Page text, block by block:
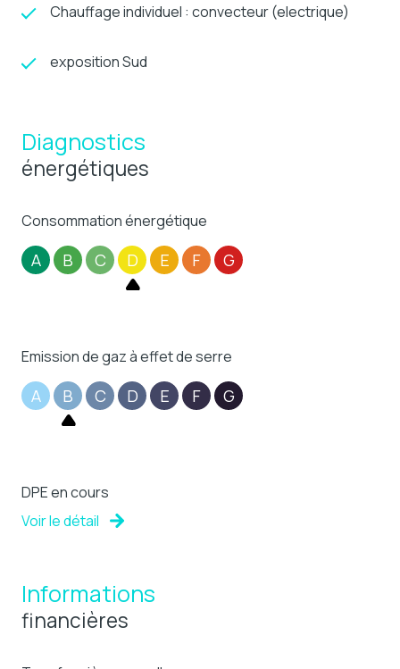
Chauffage individuel : convecteur (electrique)
exposition Sud
Diagnostics
énergétiques
Consommation énergétique
A B C D E F G
Emission de gaz à effet de serre
A B C D E F G
DPE en cours
Voir le détail
Informations
financières